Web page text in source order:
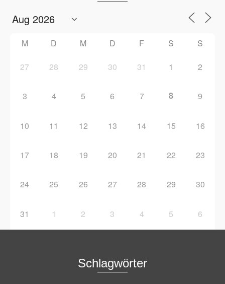
M D M D F S S
27 28 29 30 31 1 2
3 4 5 6 7 8 9
10 11 12 13 14 15 16
17 18 19 20 21 22 23
24 25 26 27 28 29 30
31 1 2 3 4 5 6
Schlagwörter